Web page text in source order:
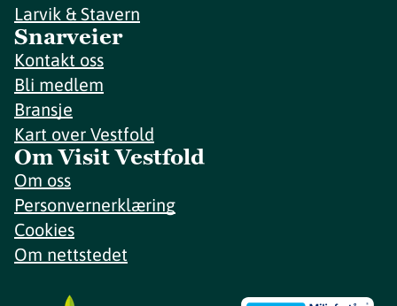
Larvik & Stavern
Snarveier
Kontakt oss
Bli medlem
Bransje
Kart over Vestfold
Om Visit Vestfold
Om oss
Personvernerklæring
Cookies
Om nettstedet